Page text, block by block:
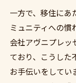
もうの
狭い東
もうで
一方で、移住にあ
ミュニティへの慣
会社アヴニプレッ
ており、こうした
お手伝いをしてい